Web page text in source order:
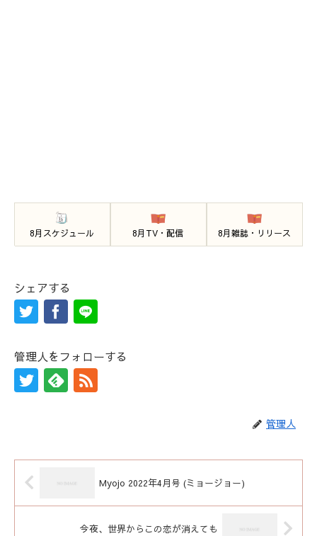
8月スケジュール 8月TV・配信 8月雑誌・リリース
シェアする
管理人をフォローする
管理人
Myojo 2022年4月号 (ミョージョー)
今夜、世界からこの恋が消えても